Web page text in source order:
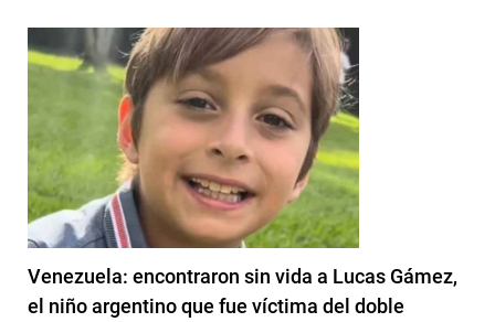
Venezuela: encontraron sin vida a Lucas Gámez,
el niño argentino que fue víctima del doble